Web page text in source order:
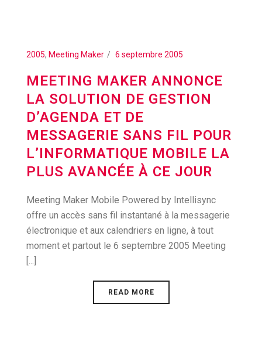
2005, Meeting Maker 6 septembre 2005
MEETING MAKER ANNONCE
LA SOLUTION DE GESTION
D’AGENDA ET DE
MESSAGERIE SANS FIL POUR
L’INFORMATIQUE MOBILE LA
PLUS AVANCÉE À CE JOUR
Meeting Maker Mobile Powered by Intellisync
offre un accès sans fil instantané à la messagerie
électronique et aux calendriers en ligne, à tout
moment et partout le 6 septembre 2005 Meeting
[...]
READ MORE